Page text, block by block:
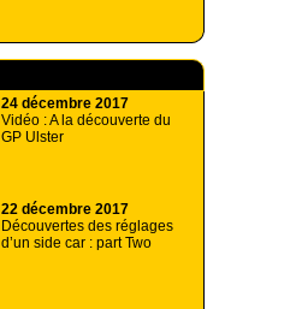
24 décembre 2017
Vidéo : A la découverte du
GP Ulster
22 décembre 2017
Découvertes des réglages
d’un side car : part Two